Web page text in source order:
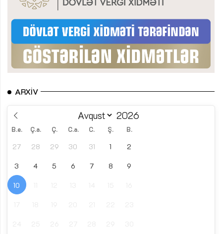
ARXIV
B.e. Ç.a. Ç. C.a. C. Ş. B.
27 28 29 30 31 1 2
3 4 5 6 7 8 9
10